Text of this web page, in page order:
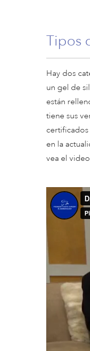
Tipos
Hay dos
un gel de
están
tiene sus
certificados
en la
vea el